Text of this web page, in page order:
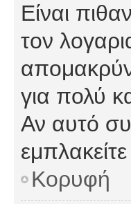
Είναι
τον
για πολύ
Αν αυτό
Κορυφή